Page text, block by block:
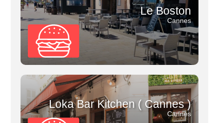
Le Boston
Cannes
Loka Bar Kitchen ( Cannes )
Cannes